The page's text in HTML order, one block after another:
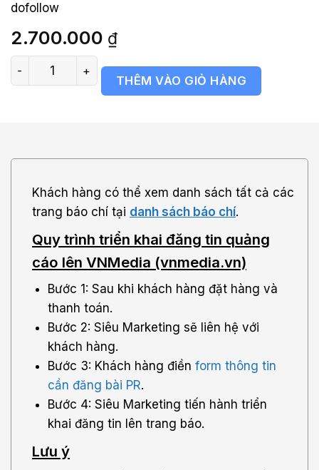
dựa trên
đánh giá
dofollow
2.700.000 ₫
Bảng giá báo VNMedia (vnmedia.vn) số lượng
THÊM VÀO GIỎ HÀNG
Khách hàng có thể xem danh sách tất cả các
trang báo chí tại danh sách báo chí.
Quy trình triển khai đăng tin quảng
cáo lên VNMedia (vnmedia.vn)
Bước 1: Sau khi khách hàng đặt hàng và
thanh toán.
Bước 2: Siêu Marketing sẽ liên hệ với
khách hàng.
Bước 3: Khách hàng điềnform thông tin
cần đăng bài PR.
Bước 4: Siêu Marketing tiến hành triển
khai đăng tin lên trang báo.
Lưu ý